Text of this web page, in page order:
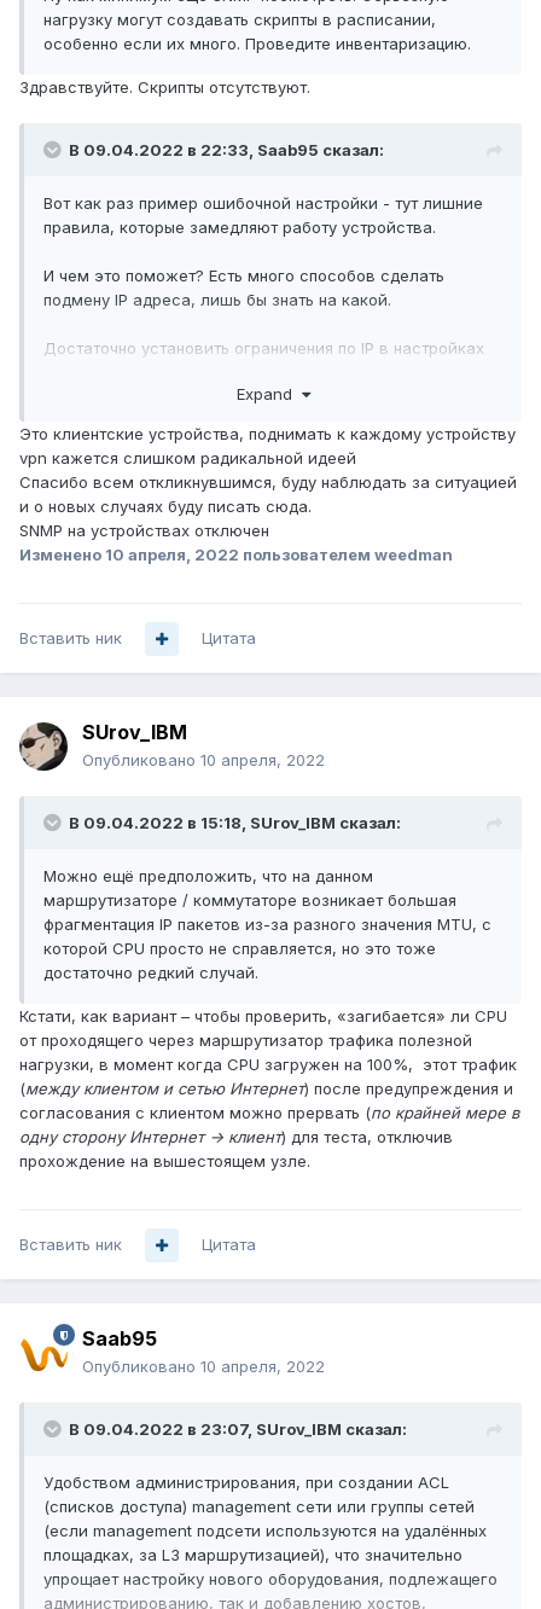
нагрузку могут создавать скрипты в расписании,
особенно если их много. Проведите инвентаризацию.
Здравствуйте. Скрипты отсутствуют.
В 09.04.2022 в 22:33, Saab95 сказал:
Вот как раз пример ошибочной настройки - тут лишние
правила, которые замедляют работу устройства.
И чем это поможет? Есть много способов сделать
подмену IP адреса, лишь бы знать на какой.
Достаточно установить ограничения по IP в настройках
разрешиться подключаться к сети по VPN.
Expand
Это клиентские устройства, поднимать к каждому устройству
vpn кажется слишком радикальной идеей
Спасибо всем откликнувшимся, буду наблюдать за ситуацией
и о новых случаях буду писать сюда.
SNMP на устройствах отключен
Изменено 10 апреля, 2022 пользователем weedman
Вставить ник Цитата
SUrov_IBM
Опубликовано 10 апреля, 2022
В 09.04.2022 в 15:18, SUrov_IBM сказал:
Можно ещё предположить, что на данном
маршрутизаторе / коммутаторе возникает большая
фрагментация IP пакетов из-за разного значения MTU, с
которой CPU просто не справляется, но это тоже
достаточно редкий случай.
Кстати, как вариант – чтобы проверить, «загибается» ли CPU
от проходящего через маршрутизатор трафика полезной
нагрузки, в момент когда CPU загружен на 100%, этот трафик
(между клиентом и сетью Интернет) после предупреждения и
согласования с клиентом можно прервать (по крайней мере в
одну сторону Интернет -> клиент) для теста, отключив
прохождение на вышестоящем узле.
Вставить ник Цитата
Saab95
Опубликовано 10 апреля, 2022
В 09.04.2022 в 23:07, SUrov_IBM сказал:
Удобством администрирования, при создании ACL
(списков доступа) management сети или группы сетей
(если management подсети используются на удалённых
площадках, за L3 маршрутизацией), что значительно
упрощает настройку нового оборудования, подлежащего
администрированию, так и добавлению хостов,